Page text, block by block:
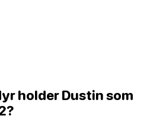
holder Dustin som